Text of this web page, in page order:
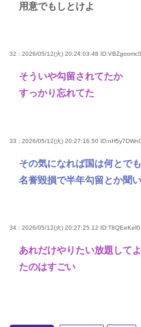
用意でもしとけよ
32 : 2026/05/12(火) 20:24:03.48 ID:VBZgoomc0
そういや勾留されてたか
すっかり忘れてた
33 : 2026/05/12(火) 20:27:16.50
その気になれば国は何とで
名誉毀損で半年勾留とか聞
34 : 2026/05/12(火) 20:27:25.12 ID:T8QEeKef0
あれだけやりたい放題して
たのはすごい